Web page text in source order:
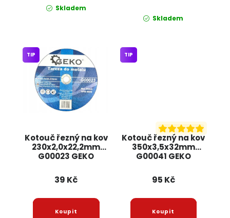
Skladem
Skladem
Kotouč řezný na kov
230x2,0x22,2mm
G00023 GEKO
TIP
39 Kč
Kotouč řezný na kov
350x3,5x32mm
G00041 GEKO
TIP
95 Kč